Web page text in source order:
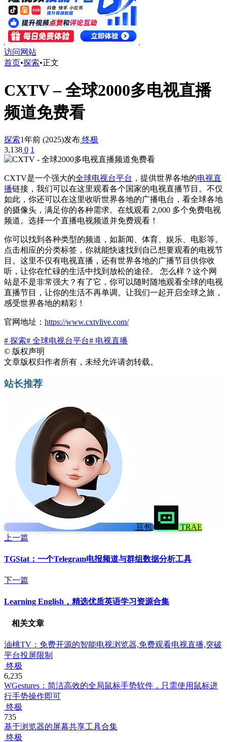
访问网站
首页•探索•正文
CXTV – 全球2000多电视直播
频道免费看
探索1年前 (2025)发布 终极
3,138 0 1
CXTV是一个强大的全球电视台平台 ，提供世界各地的电视直
播链接，我们可以在这里观看各个国家的电视直播节目。不仅
如此，你还可以在这里收听世界各地的广播电台，看全球各地
的摄像头，满足你的各种需求。在线观看 2,000 多个免费电视
频道。选择一个直播电视频道并免费观看！
你可以找到各种类型的频道，如新闻、体育、娱乐、电影等。
点击相应的分类标签，你就能快速找到自己想要观看的电视节
目。这里不仅有电视直播，还有世界各地的广播节目供你收
听，让你在忙碌的生活中找到放松的途径。 怎么样？这个网
站是不是非常强大？有了它，你可以随时随地观看全球的电视
直播节目，让你的生活不再单调。让我们一起开启全球之旅，
感受世界各地的精彩！
官网地址： https://www.cxtvlive.com/
# 探索# 全球电视台平台# 电视直播
© 版权声明
文章版权归作者所有，未经允许请勿转载。
站长推荐
豆包
TRAE
上一篇
TGStat：一个Telegram电报频道与群组数据分析工具
下一篇
Learning English，精选优质英语学习资源合集
相关文章
油桃TV：免费开源的智能电视浏览器,免费观看电视直播,突破
平台投屏限制
终极
6,235
WGestures：简洁高效的全局鼠标手势软件，只需使用鼠标进
行手势操作即可
终极
735
基于浏览器的屏幕共享工具合集
终极